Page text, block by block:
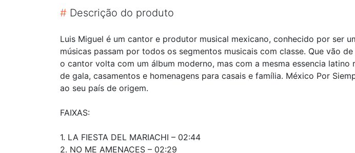
# Descrição do produto
Luis Miguel é um cantor e produtor musical mexicano, conhecido por ser
músicas passam por todos os segmentos musicais com classe. Que vão
o cantor volta com um álbum moderno, mas com a mesma essencia
de gala, casamentos e homenagens para casais e família. México Por
ao seu país de origem.
FAIXAS:
1. LA FIESTA DEL MARIACHI – 02:44
2. NO ME AMENACES – 02:29